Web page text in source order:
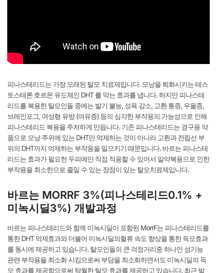
피나스테리드는 가장 오래된 탈모 치료제입니다. 모낭을 퇴화시키는 테스
토스테론 호르몬 유도체인 DHT 를 막는 효과를 냅니다. 하지만 피나스테
리드를 복용한 탈모인들 중에는 발기 불능, 성욕 감소, 고환 통증, 우울증,
브레인포그, 여성형 유방 (여유증) 등의 심각한 부작용의 가능성으로 인해
피나스테리드 복용을 주저하게 만듭니다. 기존 피나스테리드는 경구용 약
품으로 모낭 주위에 있는 DHT만 억제하는 것이 아니라 고환과 전립선 부
위의 DHT까지 억제하는 부작용을 일으키기 때문입니다. 바르는 피나스테
리드는 효과가 필요한 두피에만 직접 적용할 수 있어서 알약복용으로 인한
부작용을 최소한으로 줄일 수 있는 장점이 있는 탈모치료제입니다.
바르는 MORRF 3%(피나스테리드0.1% +
미녹시딜3%) 개발과정
바르는 피나스테리드와 함께 미녹시딜이 포함된 MorrF는 피나스테리드를
통한 DHT 억제효과와 더불어 미녹시딜의혈류 속도 향상을 통한 득모효과
를 동시에 제공하고 있습니다. 탈모인들의 큰 걱정거리중 하나인 성기능
관련 부작용을 최소화 시킴으로써 부담을 최소화하면서도 미녹시딜의 득
모 효과를 제공함으로써 탁월한 탈모 효과를 제공하고 있습니다. 최근 발